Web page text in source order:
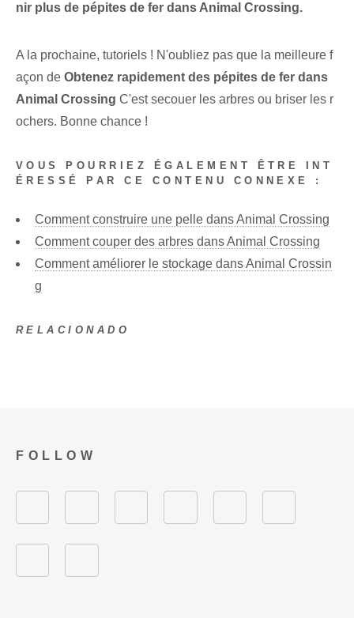
nir plus de pépites de fer dans Animal Crossing.
A la prochaine, tutoriels ! N'oubliez pas que la meilleure f
açon de Obtenez rapidement des pépites de fer dans
Animal Crossing C'est secouer les arbres ou briser les r
ochers. ⁤Bonne chance !
VOUS POURRIEZ ÉGALEMENT ÊTRE INT
ÉRESSÉ PAR CE CONTENU CONNEXE :
Comment construire une pelle dans Animal Crossing
Comment couper des arbres dans Animal Crossing
Comment améliorer le stockage dans Animal Crossin
g
RELACIONADO
FOLLOW